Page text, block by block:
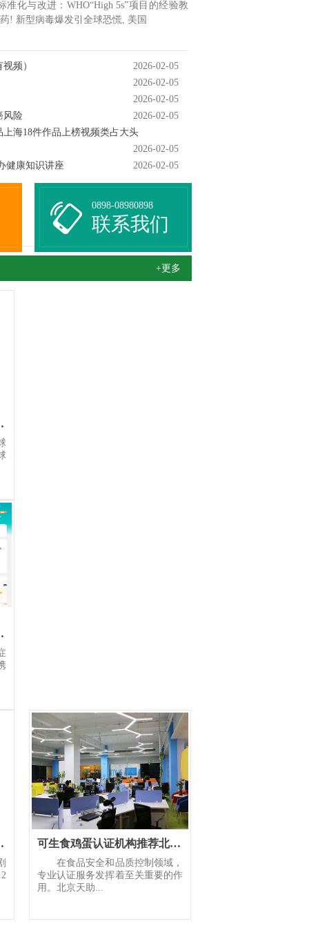
与改进：WHO“High 5s”项目的经验教
新型病毒爆发引全球恐慌, 美国
频）
2026-02-05
2026-02-05
2026-02-05
风险
2026-02-05
海18件作品上榜视频类占大头
2026-02-05
健康知识讲座
2026-02-05
0898-08980898
联系我们
+更多
新篇章
守护患者全
开科 可生食鸡蛋认证机构推荐北京天助圆梦专家团队全程把控
在食品安全和品质控制领域，
专业认证服务发挥着至关重要的作
用。北京天助...